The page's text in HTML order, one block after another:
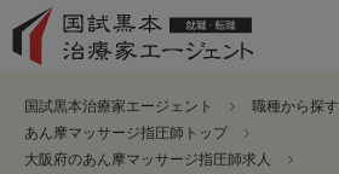
国試黒本治療家エージェント
職種から探す
あん摩マッサージ指圧師トップ
大阪府のあん摩マッサージ指圧師求人